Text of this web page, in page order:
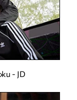
- JD